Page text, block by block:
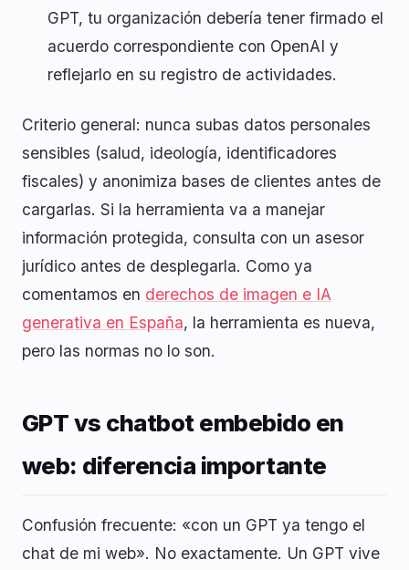
GPT, tu organización debería tener firmado el
acuerdo correspondiente con OpenAI y
reflejarlo en su registro de actividades.
Criterio general: nunca subas datos personales
sensibles (salud, ideología, identificadores
fiscales) y anonimiza bases de clientes antes de
cargarlas. Si la herramienta va a manejar
información protegida, consulta con un asesor
jurídico antes de desplegarla. Como ya
comentamos en derechos de imagen e IA
generativa en España, la herramienta es nueva,
pero las normas no lo son.
GPT vs chatbot embebido en
web: diferencia importante
Confusión frecuente: «con un GPT ya tengo el
chat de mi web». No exactamente. Un GPT vive